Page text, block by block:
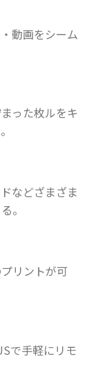
動画をシーム
った枚ルをキ
などざまざま
。
リントが可
で手軽にリモ